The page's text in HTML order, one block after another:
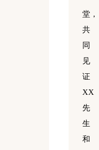
堂，
共
同
见
证
XX
先
生
和